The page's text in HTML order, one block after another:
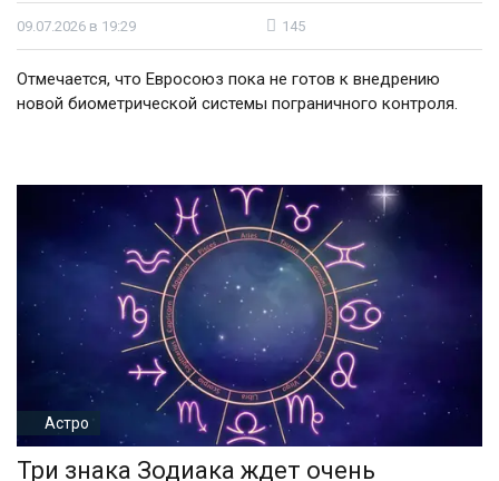
09.07.2026 в 19:29 145
Отмечается, что Евросоюз пока не готов к внедрению
новой биометрической системы пограничного контроля.
Астро
Три знака Зодиака ждет очень